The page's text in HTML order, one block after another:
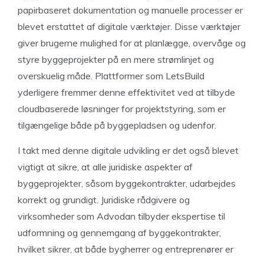
papirbaseret dokumentation og manuelle processer er
blevet erstattet af digitale værktøjer. Disse værktøjer
giver brugerne mulighed for at planlægge, overvåge og
styre byggeprojekter på en mere strømlinjet og
overskuelig måde. Plattformer som LetsBuild
yderligere fremmer denne effektivitet ved at tilbyde
cloudbaserede løsninger for projektstyring, som er
tilgængelige både på byggepladsen og udenfor.
I takt med denne digitale udvikling er det også blevet
vigtigt at sikre, at alle juridiske aspekter af
byggeprojekter, såsom byggekontrakter, udarbejdes
korrekt og grundigt. Juridiske rådgivere og
virksomheder som Advodan tilbyder ekspertise til
udformning og gennemgang af byggekontrakter,
hvilket sikrer, at både bygherrer og entreprenører er